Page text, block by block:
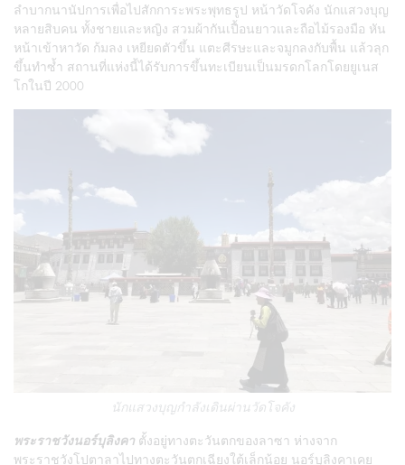
ลำบากนานัปการเพื่อไปสักการะพระพุทธรูป หน้าวัดโจคัง นักแสวงบุญ
หลายสิบคน ทั้งชายและหญิง สวมผ้ากันเปื้อนยาวและถือไม้รองมือ หัน
หน้าเข้าหาวัด ก้มลง เหยียดตัวขึ้น แตะศีรษะและจมูกลงกับพื้น แล้วลุก
ขึ้นทำซ้ำ สถานที่แห่งนี้ได้รับการขึ้นทะเบียนเป็นมรดกโลกโดยยูเนส
โกในปี 2000
นักแสวงบุญกำลังเดินผ่านวัดโจคัง
พระราชวังนอร์บุลิงคา ตั้งอยู่ทางตะวันตกของลาซา ห่างจาก
พระราชวังโปตาลาไปทางตะวันตกเฉียงใต้เล็กน้อย นอร์บุลิงคาเคย